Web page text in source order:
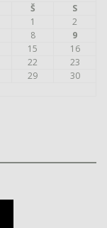
Š
S
1
2
8
9
15
16
22
23
29
30